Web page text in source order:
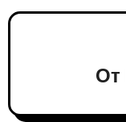
От